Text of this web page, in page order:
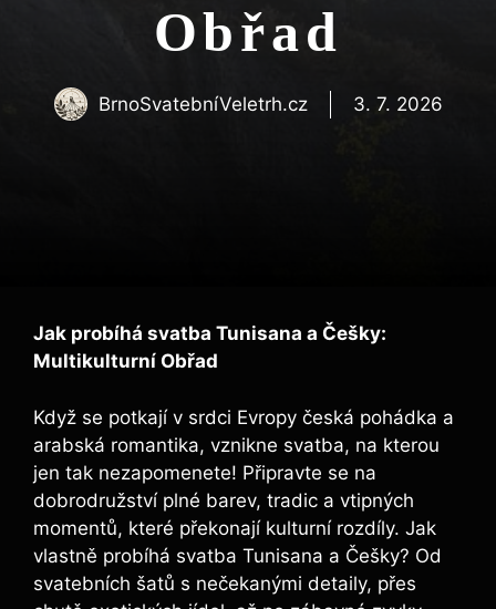
Obřad
BrnoSvatebníVeletrh.cz 3. 7. 2026
Jak probíhá svatba Tunisana a Češky:
Multikulturní Obřad
Když se potkají v srdci Evropy česká pohádka a
arabská romantika, vznikne svatba, na kterou
jen tak nezapomenete! Připravte se na
dobrodružství plné barev, tradic a vtipných
momentů, které překonají kulturní rozdíly. Jak
vlastně probíhá svatba Tunisana a Češky? Od
svatebních šatů s nečekanými detaily, přes